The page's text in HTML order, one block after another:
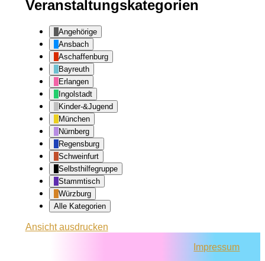
Veranstaltungskategorien
Angehörige
Ansbach
Aschaffenburg
Bayreuth
Erlangen
Ingolstadt
Kinder-&Jugend
München
Nürnberg
Regensburg
Schweinfurt
Selbsthilfegruppe
Stammtisch
Würzburg
Alle Kategorien
Ansichtausdrucken
Impressum